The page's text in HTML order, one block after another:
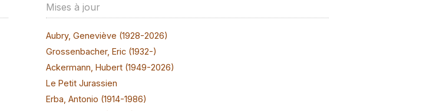
Mises à jour
Aubry, Geneviève (1928-2026)
Grossenbacher, Eric (1932-)
Ackermann, Hubert (1949-2026)
Le Petit Jurassien
Erba, Antonio (1914-1986)